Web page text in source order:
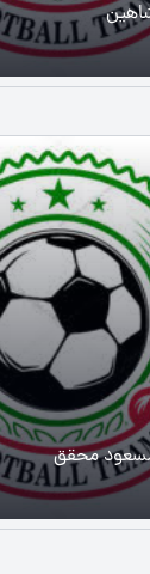
مسعود محقق